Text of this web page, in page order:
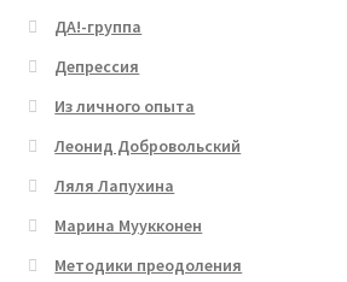
ДА!-группа
Депрессия
Из личного опыта
Леонид Добровольский
Ляля Лапухина
Марина Муукконен
Методики преодоления